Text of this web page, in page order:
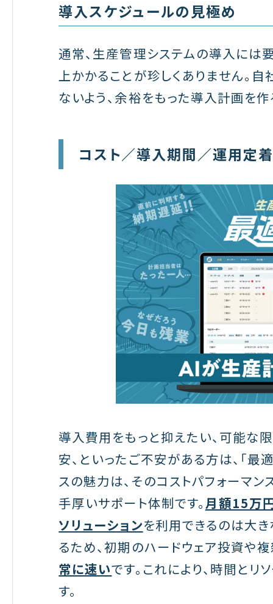
導入スケジュールの見極め
通常、生産管理システムの導入には
上かかることが珍しくありません。
ないよう、余裕をもった導入計画を
コスト／導入期間／運用定
導入費用をもっと抑えたい、可能な
安、といったご不安がある方は、「最
スの魅力は、そのコストパフォーマ
手厚いサポート体制です。 月額15万
ソリューションを利用できるのは大き
るため、初期のハードウェア投資や
常に速いです。これにより、時間と
す。